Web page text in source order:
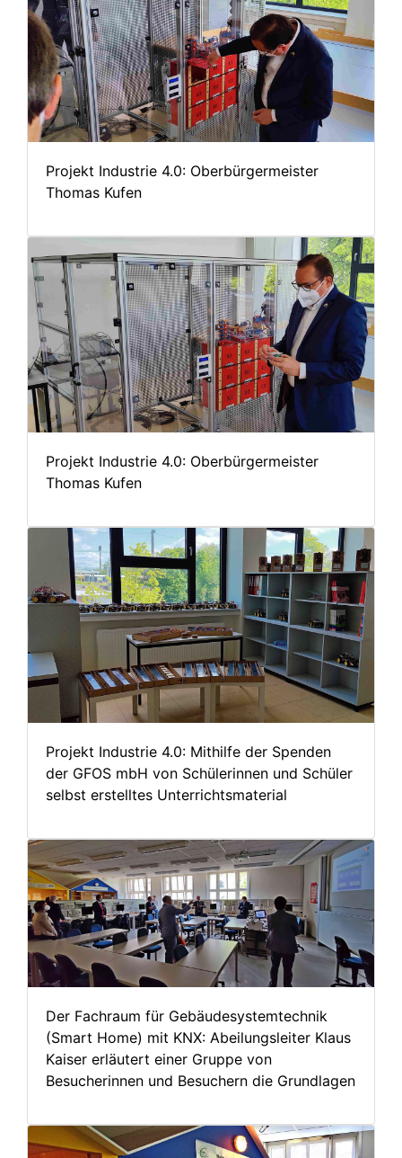
Projekt Industrie 4.0: Oberbürgermeister
Thomas Kufen
Projekt Industrie 4.0: Oberbürgermeister
Thomas Kufen
Projekt Industrie 4.0: Mithilfe der Spenden
der GFOS mbH von Schülerinnen und Schüler
selbst erstelltes Unterrichtsmaterial
Der Fachraum für Gebäudesystemtechnik
(Smart Home) mit KNX: Abeilungsleiter Klaus
Kaiser erläutert einer Gruppe von
Besucherinnen und Besuchern die Grundlagen